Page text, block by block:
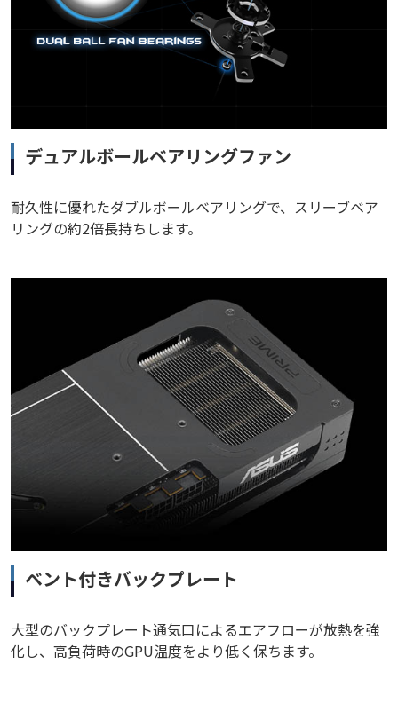
デュアルボールベアリングファン
耐久性に優れたダブルボールベアリングで、スリーブベア
リングの約2倍長持ちします。
ベント付きバックプレート
大型のバックプレート通気口によるエアフローが放熱を強
化し、高負荷時のGPU温度をより低く保ちます。